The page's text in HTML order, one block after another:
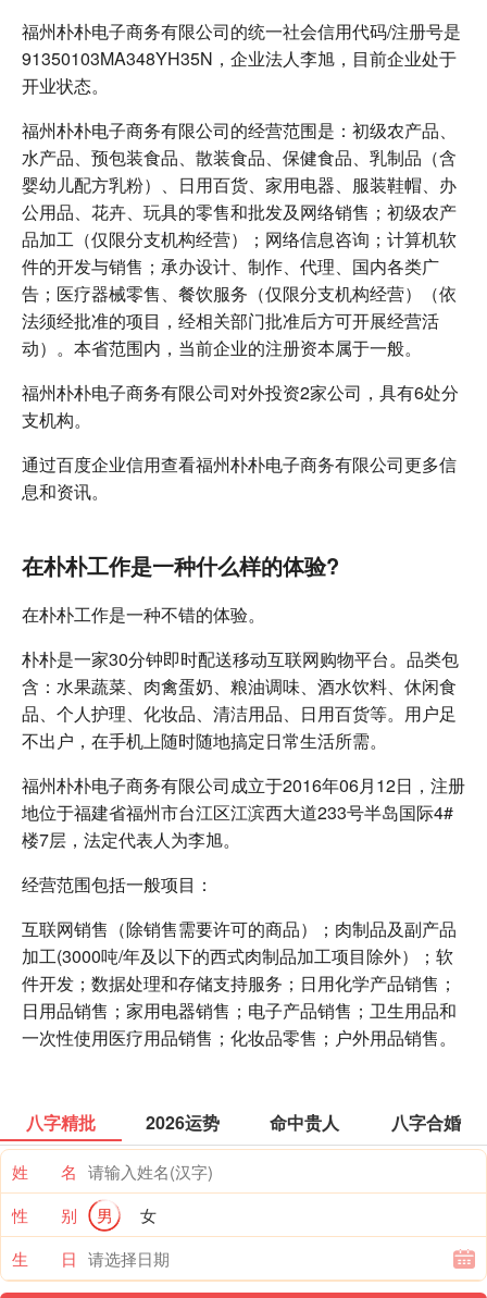
福州朴朴电子商务有限公司的统一社会信用代码/注册号是
91350103MA348YH35N，企业法人李旭，目前企业处于
开业状态。
福州朴朴电子商务有限公司的经营范围是：初级农产品、
水产品、预包装食品、散装食品、保健食品、乳制品（含
婴幼儿配方乳粉）、日用百货、家用电器、服装鞋帽、办
公用品、花卉、玩具的零售和批发及网络销售；初级农产
品加工（仅限分支机构经营）；网络信息咨询；计算机软
件的开发与销售；承办设计、制作、代理、国内各类广
告；医疗器械零售、餐饮服务（仅限分支机构经营）（依
法须经批准的项目，经相关部门批准后方可开展经营活
动）。本省范围内，当前企业的注册资本属于一般。
福州朴朴电子商务有限公司对外投资2家公司，具有6处分
支机构。
通过百度企业信用查看福州朴朴电子商务有限公司更多信
息和资讯。
在朴朴工作是一种什么样的体验?
在朴朴工作是一种不错的体验。
朴朴是一家30分钟即时配送移动互联网购物平台。品类包
含：水果蔬菜、肉禽蛋奶、粮油调味、酒水饮料、休闲食
品、个人护理、化妆品、清洁用品、日用百货等。用户足
不出户，在手机上随时随地搞定日常生活所需。
福州朴朴电子商务有限公司成立于2016年06月12日，注册
地位于福建省福州市台江区江滨西大道233号半岛国际4#
楼7层，法定代表人为李旭。
经营范围包括一般项目：
互联网销售（除销售需要许可的商品）；肉制品及副产品
加工(3000吨/年及以下的西式肉制品加工项目除外）；软
件开发；数据处理和存储支持服务；日用化学产品销售；
日用品销售；家用电器销售；电子产品销售；卫生用品和
一次性使用医疗用品销售；化妆品零售；户外用品销售。
八字精批 2026运势 命中贵人 八字合婚
姓 名
性 别
男
女
生 日